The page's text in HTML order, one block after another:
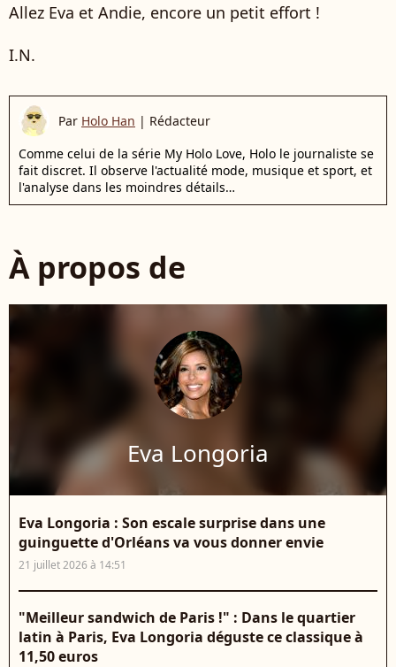
Allez Eva et Andie, encore un petit effort !
I.N.
Par Holo Han | Rédacteur
Comme celui de la série My Holo Love, Holo le journaliste se
fait discret. Il observe l'actualité mode, musique et sport, et
l'analyse dans les moindres détails…
À propos de
Eva Longoria
Eva Longoria : Son escale surprise dans une
guinguette d'Orléans va vous donner envie
21 juillet 2026 à 14:51
"Meilleur sandwich de Paris !" : Dans le quartier
latin à Paris, Eva Longoria déguste ce classique à
11,50 euros